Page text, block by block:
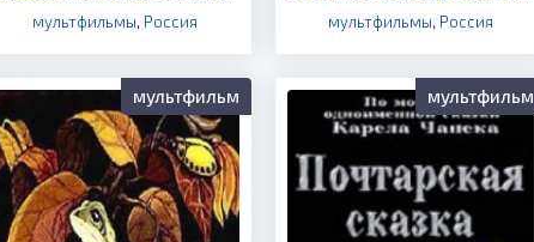
мультфильмы, Россия мультфильмы, Россия
мультфильм мультфильм